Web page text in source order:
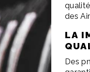
des
LA
Des